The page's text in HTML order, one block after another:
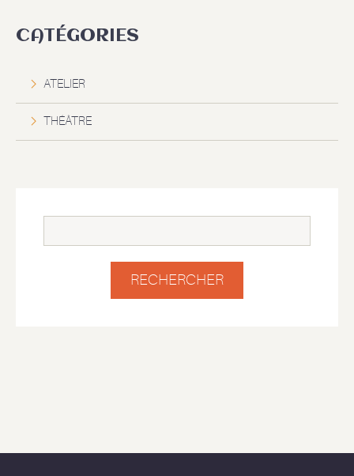
CATÉGORIES
ATELIER
THÉÂTRE